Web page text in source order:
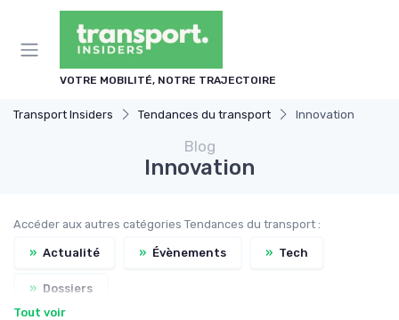
VOTRE MOBILITÉ, NOTRE TRAJECTOIRE
Transport Insiders Tendances du transport Innovation
Blog
Innovation
Accéder aux autres catégories Tendances du transport :
» Actualité » Évènements » Tech
» Dossiers
Tout voir
Panneau de gestion des cookies